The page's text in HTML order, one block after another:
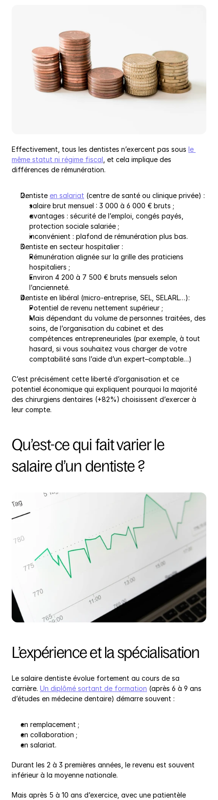
Effectivement, tous les dentistes n’exercent pas sous le
même statut ni régime fiscal , et cela implique des
différences de rémunération.
Dentiste en salariat (centre de santé ou clinique privée) :
salaire brut mensuel : 3 000 à 6 000 € bruts ;
avantages : sécurité de l’emploi, congés payés,
protection sociale salariée ;
inconvénient : plafond de rémunération plus bas.
Dentiste en secteur hospitalier :
Rémunération alignée sur la grille des praticiens
hospitaliers ;
Environ 4 200 à 7 500 € bruts mensuels selon
l’ancienneté.
Dentiste en libéral (micro-entreprise, SEL, SELARL…):
Potentiel de revenu nettement supérieur ;
Mais dépendant du volume de personnes traitées, des
soins, de l’organisation du cabinet et des
compétences entrepreneuriales (par exemple, à tout
hasard, si vous souhaitez vous charger de votre
comptabilité sans l’aide d’un expert–comptable…)
C’est précisément cette liberté d’organisation et ce
potentiel économique qui expliquent pourquoi la majorité
des chirurgiens dentaires (+82%) choisissent d’exercer à
leur compte.
Qu’est-ce qui fait varier le
salaire d’un dentiste ?
L’expérience et la spécialisation
Le salaire dentiste évolue fortement au cours de sa
carrière. Un diplômé sortant de formation (après 6 à 9 ans
d’études en médecine dentaire) démarre souvent :
en remplacement ;
en collaboration ;
en salariat.
Durant les 2 à 3 premières années, le revenu est souvent
inférieur à la moyenne nationale.
Mais après 5 à 10 ans d’exercice, avec une patientèle